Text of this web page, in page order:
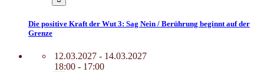
Die positive Kraft der Wut 3: Sag Nein / Berührung beginnt auf der
Grenze
12.03.2027 - 14.03.2027
18:00 - 17:00